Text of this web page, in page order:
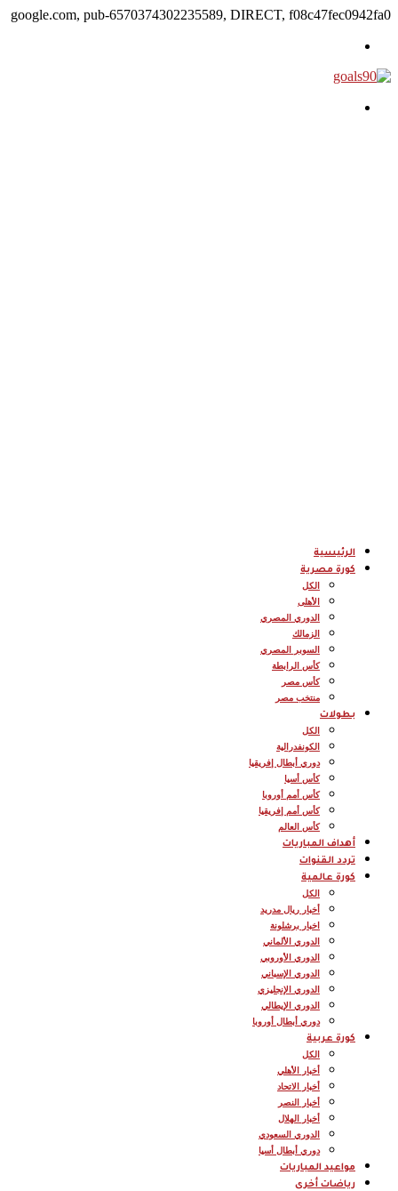
google.com, pub-6570374302235589, DIRECT, f08c47fec0942fa0
الرئيسية
كورة مصرية
الكل
الأهلى
الدوري المصري
الزمالك
السوبر المصري
كأس الرابطة
كأس مصر
منتخب مصر
بطولات
الكل
الكونفدرالية
دوري أبطال إفريقيا
كأس أسيا
كأس أمم أوروبا
كأس أمم إفريقيا
كأس العالم
أهداف المباريات
تردد القنوات
كورة عالمية
الكل
أخبار ريال مدريد
اخبار برشلونة
الدوري الألماني
الدوري الأوروبي
الدوري الإسباني
الدوري الإنجليزي
الدوري الإيطالي
دوري أبطال أوروبا
كورة عربية
الكل
أخبار الأهلي
أخبار الاتحاد
أخبار النصر
أخبار الهلال
الدوري السعودي
دوري أبطال أسيا
مواعيد المباريات
رياضات أخرى